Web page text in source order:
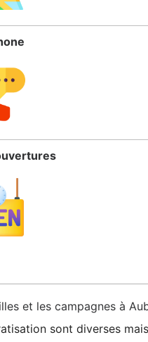
et les campagnes à
sont diverses